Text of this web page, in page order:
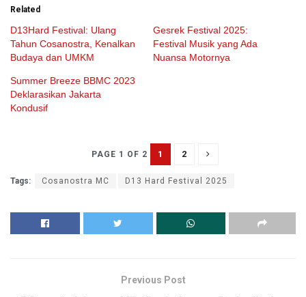
Related
D13Hard Festival: Ulang
Tahun Cosanostra, Kenalkan
Budaya dan UMKM
Gesrek Festival 2025:
Festival Musik yang Ada
Nuansa Motornya
Summer Breeze BBMC 2023
Deklarasikan Jakarta
Kondusif
PAGE 1 OF 2 1 2
Tags: Cosanostra MC D13 Hard Festival 2025
Previous Post